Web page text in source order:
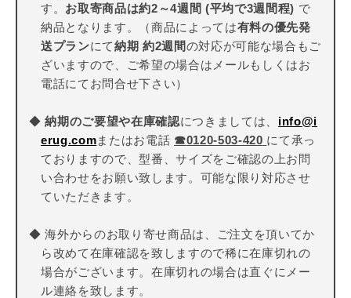
す。 お取寄商品は約2～4週間 (平均で3週間程) で
納品となります。（商品によっては有料の優先発
送プランにて納期 約2週間の対応が可能な場合もご
ざいますので、ご希望の場合はメールもしくはお
電話にてお問合せ下さい）
◆納期のご要望や在庫確認につきましては、 info@i
erug.comまたはお電話 ☎0120-503-420 にて承っ
ておりますので、型番、サイズをご確認の上お問
い合わせをお願い致します。可能な限り対応させ
ていただきます。
◆ 海外からのお取り寄せ商品は、ご注文を頂いてか
ら改めて在庫確認を致しますので稀に在庫切れの
場合がございます。在庫切れの場合は直ぐにメー
ル連絡を致します。